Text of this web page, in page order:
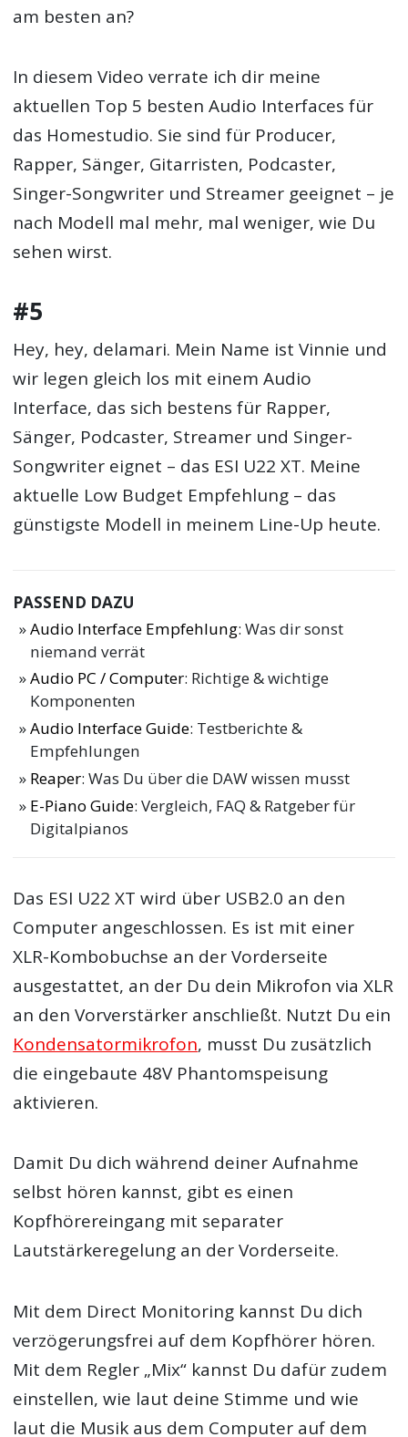
am besten an?
In diesem Video verrate ich dir meine
aktuellen Top 5 besten Audio Interfaces für
das Homestudio. Sie sind für Producer,
Rapper, Sänger, Gitarristen, Podcaster,
Singer-Songwriter und Streamer geeignet – je
nach Modell mal mehr, mal weniger, wie Du
sehen wirst.
#5
Hey, hey, delamari. Mein Name ist Vinnie und
wir legen gleich los mit einem Audio
Interface, das sich bestens für Rapper,
Sänger, Podcaster, Streamer und Singer-
Songwriter eignet – das ESI U22 XT. Meine
aktuelle Low Budget Empfehlung – das
günstigste Modell in meinem Line-Up heute.
PASSEND DAZU
Audio Interface Empfehlung: Was dir sonst
niemand verrät
Audio PC / Computer: Richtige & wichtige
Komponenten
Audio Interface Guide: Testberichte &
Empfehlungen
Reaper: Was Du über die DAW wissen musst
E-Piano Guide: Vergleich, FAQ & Ratgeber für
Digitalpianos
Das ESI U22 XT wird über USB2.0 an den
Computer angeschlossen. Es ist mit einer
XLR-Kombobuchse an der Vorderseite
ausgestattet, an der Du dein Mikrofon via XLR
an den Vorverstärker anschließt. Nutzt Du ein
Kondensatormikrofon, musst Du zusätzlich
die eingebaute 48V Phantomspeisung
aktivieren.
Damit Du dich während deiner Aufnahme
selbst hören kannst, gibt es einen
Kopfhörereingang mit separater
Lautstärkeregelung an der Vorderseite.
Mit dem Direct Monitoring kannst Du dich
verzögerungsfrei auf dem Kopfhörer hören.
Mit dem Regler „Mix“ kannst Du dafür zudem
einstellen, wie laut deine Stimme und wie
laut die Musik aus dem Computer auf dem